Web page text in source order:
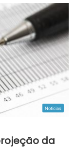
Notícias
da